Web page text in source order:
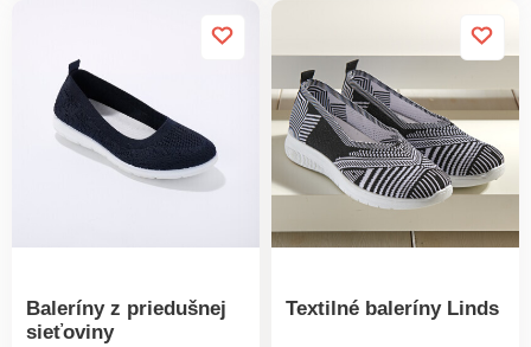
syntetického textilu s
efektom sieťoviny pre
vysokú priedušnosť
chodidla. Extra pružná a
protišmyková podrážka
so vzorom. Vaše
Baleríny z priedušnej
sieťoviny
Textilné baleríny Linds